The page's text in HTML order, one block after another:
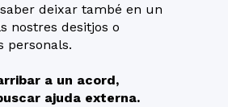
deixar també en un
nostres desitjos o
personals.
a un acord,
ajuda externa.